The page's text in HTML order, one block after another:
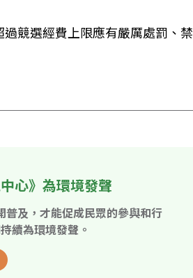
競選經費上限應有嚴厲處罰、禁
心》為環境發聲
普及，才能促成民眾的參與和行
續為環境發聲。